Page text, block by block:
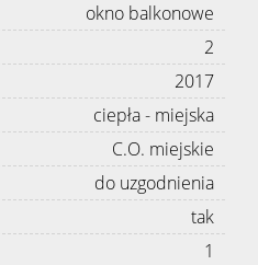
okno balkonowe
2
2017
ciepła - miejska
C.O. miejskie
do uzgodnienia
tak
1